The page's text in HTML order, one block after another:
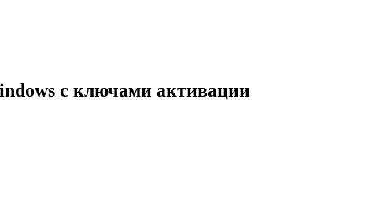
с ключами активации